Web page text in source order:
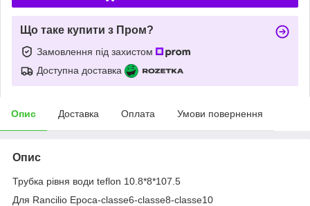
Що таке купити з Пром?
Замовлення під захистом
Доступна доставка
Опис Доставка Оплата Умови повернення
Опис
Трубка рівня води teflon 10.8*8*107.5
Для Rancilio Epoca-classe6-classe8-classe10